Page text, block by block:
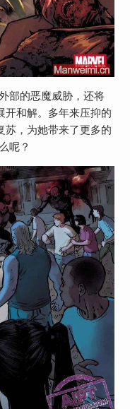
部的恶魔威胁，还将
开和解。多年来压抑的
苏，为她带来了更多的
呢？